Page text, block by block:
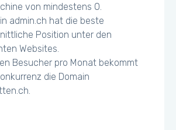
von mindestens 0.
admin.ch hat die beste
Position unter den
Websites.
Besucher pro Monat bekommt
die Domain